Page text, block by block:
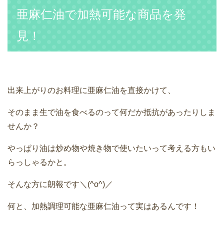
亜麻仁油で加熱可能な商品を発
見！
出来上がりのお料理に亜麻仁油を直接かけて、
そのまま生で油を食べるのって何だか抵抗があったりしま
せんか？
やっぱり油は炒め物や焼き物で使いたいって考える方もい
らっしゃるかと。
そんな方に朗報です＼(^o^)／
何と、加熱調理可能な亜麻仁油って実はあるんです！